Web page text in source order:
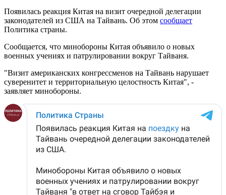
Появилась реакция Китая на визит очередной делегации
законодателей из США на Тайвань. Об этом сообщает
Политика страны.
Сообщается, что минобороны Китая объявило о новых
военных учениях и патрулировании вокруг Тайваня.
"Визит американских конгрессменов на Тайвань нарушает
суверенитет и территориальную целостность Китая", -
заявляет минобороны.